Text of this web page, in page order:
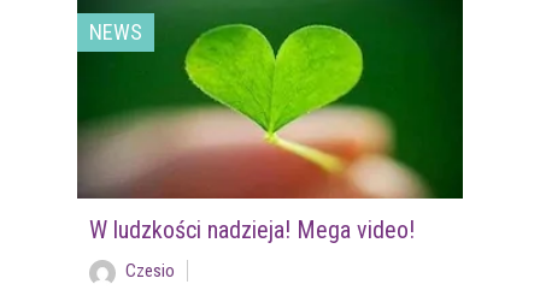
NEWS
W ludzkości nadzieja! Mega video!
Czesio